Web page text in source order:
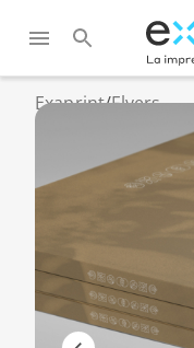
Exaprint/Flyers,
catálogos
y folletos